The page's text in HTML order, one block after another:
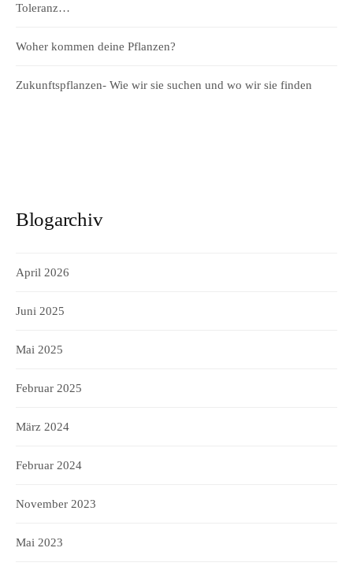
Toleranz…
Woher kommen deine Pflanzen?
Zukunftspflanzen- Wie wir sie suchen und wo wir sie finden
Blogarchiv
April 2026
Juni 2025
Mai 2025
Februar 2025
März 2024
Februar 2024
November 2023
Mai 2023